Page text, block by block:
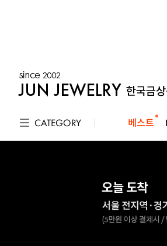
CATEGORY 베스트